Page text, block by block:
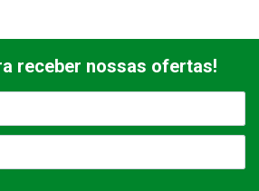
receber nossas ofertas!